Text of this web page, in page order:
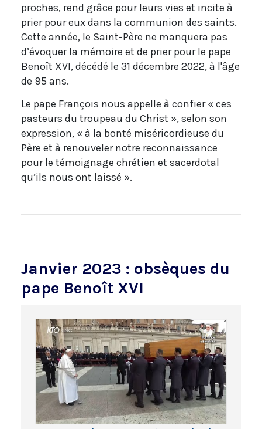
proches, rend grâce pour leurs vies et incite à
prier pour eux dans la communion des saints.
Cette année, le Saint-Père ne manquera pas
d’évoquer la mémoire et de prier pour le pape
Benoît XVI, décédé le 31 décembre 2022, à l'âge
de 95 ans.
Le pape François nous appelle à confier « ces
pasteurs du troupeau du Christ », selon son
expression, « à la bonté miséricordieuse du
Père et à renouveler notre reconnaissance
pour le témoignage chrétien et sacerdotal
qu’ils nous ont laissé ».
Janvier 2023 : obsèques du
pape Benoît XVI